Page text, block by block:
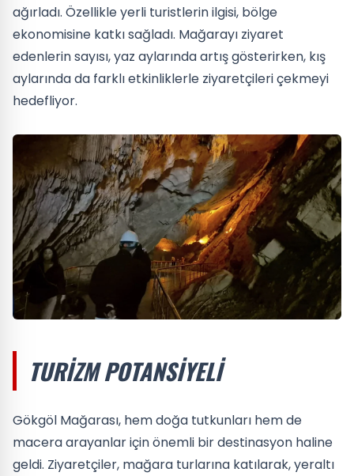
ağırladı. Özellikle yerli turistlerin ilgisi, bölge
ekonomisine katkı sağladı. Mağarayı ziyaret
edenlerin sayısı, yaz aylarında artış gösterirken, kış
aylarında da farklı etkinliklerle ziyaretçileri çekmeyi
hedefliyor.
TURIZM POTANSIYELI
Gökgöl Mağarası, hem doğa tutkunları hem de
macera arayanlar için önemli bir destinasyon haline
geldi. Ziyaretçiler, mağara turlarına katılarak, yeraltı